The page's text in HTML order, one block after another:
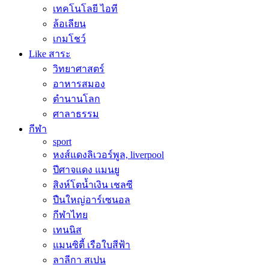
เทคโนโลยี ไอที
ล้อเลียน
เกมโชว์
Like สาระ
วิทยาศาสตร์
อาหารสมอง
ตำนานโลก
ศาลาธรรม
กีฬา
sport
หงส์แดงลิเวอร์พูล, liverpool
ปีศาจแดง แมนยู
สิงห์โตน้ำเงิน เชลซี
ปืนใหญ่อาร์เซนอล
กีฬาไทย
เทนนิส
แมนซิตี้ เรือใบสีฟ้า
ลาลีกา สเปน